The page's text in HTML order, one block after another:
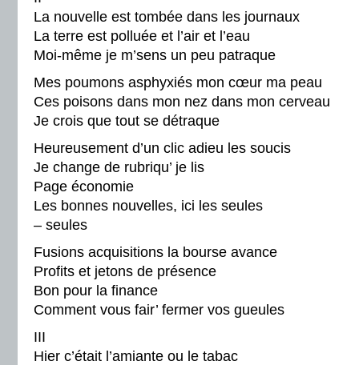
La nouvelle est tombée dans les journaux
La terre est polluée et l’air et l’eau
Moi-même je m’sens un peu patraque
Mes poumons asphyxiés mon cœur ma peau
Ces poisons dans mon nez dans mon cerveau
Je crois que tout se détraque
Heureusement d’un clic adieu les soucis
Je change de rubriqu’ je lis
Page économie
Les bonnes nouvelles, ici les seules
– seules
Fusions acquisitions la bourse avance
Profits et jetons de présence
Bon pour la finance
Comment vous fair’ fermer vos gueules
III
Hier c’était l’amiante ou le tabac